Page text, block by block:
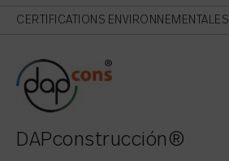
CERTIFICATIONS ENVIRONNEMENTALES
DAPconstrucción®